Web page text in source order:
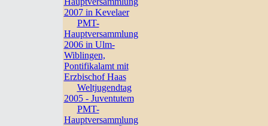
2007 in Kevelaer
PMT-
Hauptversammlung
2006 in Ulm-
Wiblingen,
Pontifikalamt mit
Erzbischof Haas
Weltjugendtag
2005 - Juventutem
PMT-
Hauptversammlung